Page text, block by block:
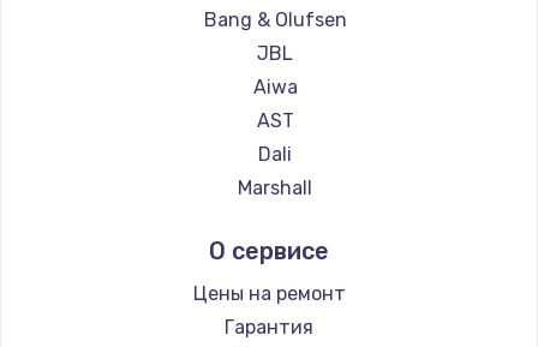
Заказать
Замена вебкамеры
Заказать
Заказать
Bang & Olufsen
JBL
Aiwa
AST
Dali
Marshall
О сервисе
Цены на ремонт
Гарантия